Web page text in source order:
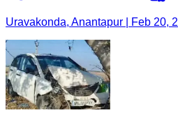
Uravakonda, Anantapur | Feb 20,